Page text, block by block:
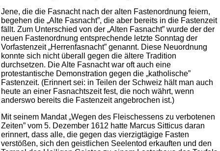
Jene, die die Fasnacht nach der alten Fastenordnung feiern,
begehen die „Alte Fasnacht”, die aber bereits in die Fastenzeit
fällt. Zum Unterschied von der „Alten Fasnacht” wurde der der
neuen Fastenordnung entsprechende letzte Sonntag der
Vorfastenzeit „Herrenfasnacht” genannt. Diese Neuordnung
konnte sich nicht überall gegen die ältere Tradition
durchsetzen. Die Alte Fasnacht war oft auch eine
protestantische Demonstration gegen die „katholische”
Fastenzeit. (Erinnert sei: in Teilen der Schweiz hält man auch
heute an einer Fasnachtszeit fest, die noch währt, wenn
anderswo bereits die Fastenzeit angebrochen ist.)
Mit seinem Mandat „Wegen des Fleischessens zu verbotenen
Zeiten” vom 5. Dezember 1612 hatte Marcus Sitticus daran
erinnert, dass alle, die gegen das vierzigtägige Fasten
verstößen, sich den geistlichen Seelentod erkauften und den